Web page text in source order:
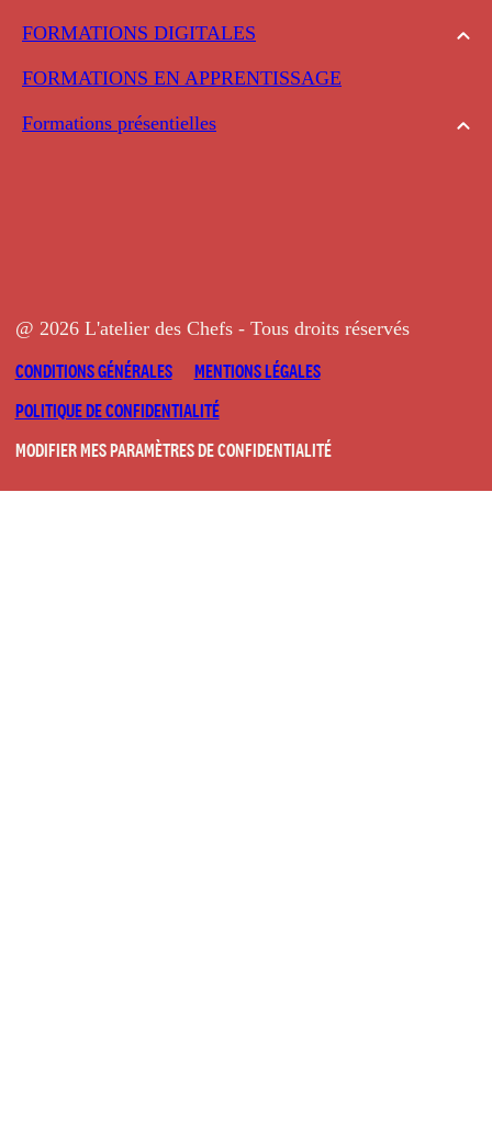
FORMATIONS DIGITALES
FORMATIONS EN APPRENTISSAGE
Formations présentielles
@ 2026 L'atelier des Chefs - Tous droits réservés
CONDITIONS GÉNÉRALES
MENTIONS LÉGALES
POLITIQUE DE CONFIDENTIALITÉ
MODIFIER MES PARAMÈTRES DE CONFIDENTIALITÉ